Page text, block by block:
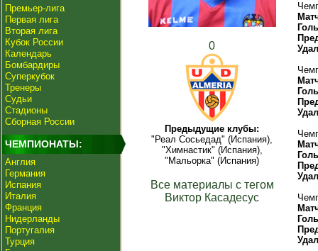
Премьер-лига
Первая лига
Вторая лига
Кубок России
Календарь
Бомбардиры
Суперкубок
Тренеры
Судьи
Стадионы
Сборная России
ЧЕМПИОНАТЫ:
Англия
Германия
Испания
Италия
Франция
Нидерланды
Португалия
Турция
0
Предыдущие клубы:
"Реал Сосьедад" (Испания),
"Химнастик" (Испания),
"Мальорка" (Испания)
Все материалы с тегом
Виктор Касадесус